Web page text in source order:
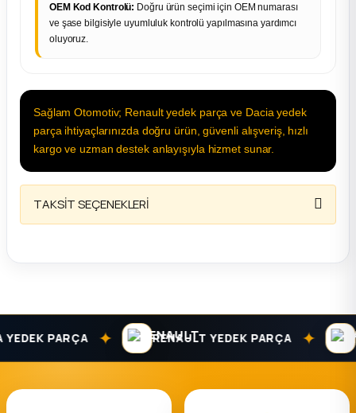
OEM Kod Kontrolü: Doğru ürün seçimi için OEM numarası
ve şase bilgisiyle uyumluluk kontrolü yapılmasına yardımcı
oluyoruz.
Sağlam Otomotiv; Renault yedek parça ve Dacia yedek
parça ihtiyaçlarınızda doğru ürün, güvenli alışveriş, hızlı
kargo ve uzman destek anlayışıyla hizmet sunar.
TAKSİT SEÇENEKLERİ
PARÇA ✦ RENAULT YEDEK PARÇA ✦